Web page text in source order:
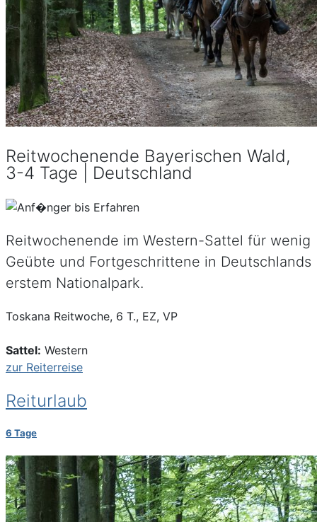
Reitwochenende Bayerischen Wald,
3-4 Tage | Deutschland
Reitwochenende im Western-Sattel für wenig
Geübte und Fortgeschrittene in Deutschlands
erstem Nationalpark.
Toskana Reitwoche, 6 T., EZ, VP
Sattel: Western
zur Reiterreise
Reiturlaub
6 Tage